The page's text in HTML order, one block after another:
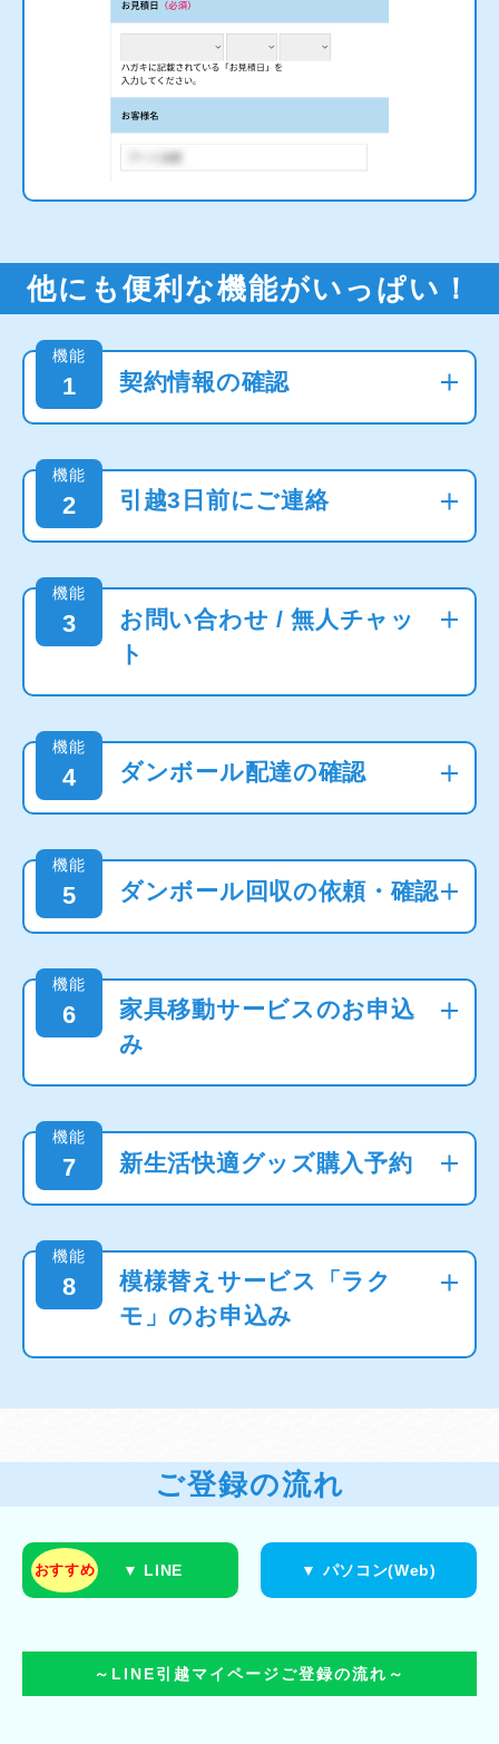
他にも便利な機能がいっぱい！
機能
1 契約情報の確認
機能
2 引越3日前にご連絡
機能
3
お問い合わせ / 無人チャッ
ト
機能
4 ダンボール配達の確認
機能
5 ダンボール回収の依頼・確認
機能
6
家具移動サービスのお申込
み
機能
7 新生活快適グッズ購入予約
機能
8
模様替えサービス「ラク
モ」のお申込み
ご登録の流れ
おすすめ ▼ LINE ▼ パソコン(Web)
～LINE引越マイページご登録の流れ～